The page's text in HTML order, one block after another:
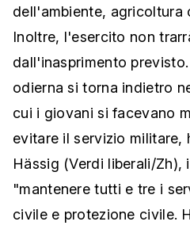
dell'ambiente, agricoltura
Inoltre, l'esercito non
dall'inasprimento
odierna si torna indietro
cui i giovani si facevano
evitare il servizio militare,
Hässig (Verdi liberali/Zh),
"mantenere tutti e tre i
civile e protezione civile.